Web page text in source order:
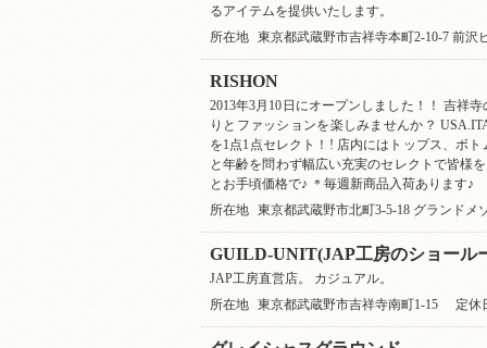
るアイテムを提供いたします。
所在地
東京都武蔵野市吉祥寺本町2-10-7 前沢
RISHON
2013年3月10日にオープンしました！！ 吉祥
りとファッションを楽しみませんか？
を1点1点セレクト！! 店内にはトップス、ボ
と年齢を問わず幅広い充実のセレクトで皆様
とお手頃価格で♪ ＊毎週新商品入荷あります♪
所在地
東京都武蔵野市北町3-5-18 グランドメ
GUILD-UNIT(JAP工房のショール
JAP工房直営店。 カジュアル。
所在地
東京都武蔵野市吉祥寺南町1-15 定休